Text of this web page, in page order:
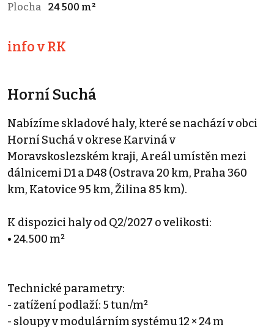
Plocha
24 500 m²
info v RK
Horní Suchá
Nabízíme skladové haly, které se nachází v obci
Horní Suchá v okrese Karviná v
Moravskoslezském kraji, Areál umístěn mezi
dálnicemi D1 a D48 (Ostrava 20 km, Praha 360
km, Katovice 95 km, Žilina 85 km).
K dispozici haly od Q2/2027 o velikosti:
• 24.500 m²
Technické parametry:
- zatížení podlaží: 5 tun/m²
- sloupy v modulárním systému 12 × 24 m